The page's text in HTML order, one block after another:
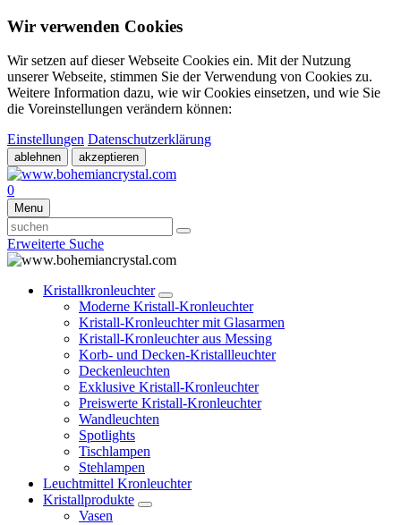
Wir verwenden Cookies
Wir setzen auf dieser Webseite Cookies ein. Mit der Nutzung
unserer Webseite, stimmen Sie der Verwendung von Cookies zu.
Weitere Information dazu, wie wir Cookies einsetzen, und wie Sie
die Voreinstellungen verändern können:
Einstellungen Datenschutzerklärung
ablehnen akzeptieren
0
Menu
Erweiterte Suche
Kristallkronleuchter
Moderne Kristall-Kronleuchter
Kristall-Kronleuchter mit Glasarmen
Kristall-Kronleuchter aus Messing
Korb- und Decken-Kristallleuchter
Deckenleuchten
Exklusive Kristall-Kronleuchter
Preiswerte Kristall-Kronleuchter
Wandleuchten
Spotlights
Tischlampen
Stehlampen
Leuchtmittel Kronleuchter
Kristallprodukte
Vasen